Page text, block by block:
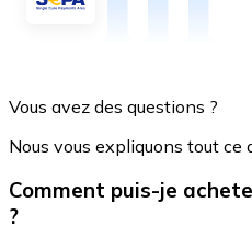
Vous avez des questions ?
Nous vous expliquons tout ce
Comment puis-je
?